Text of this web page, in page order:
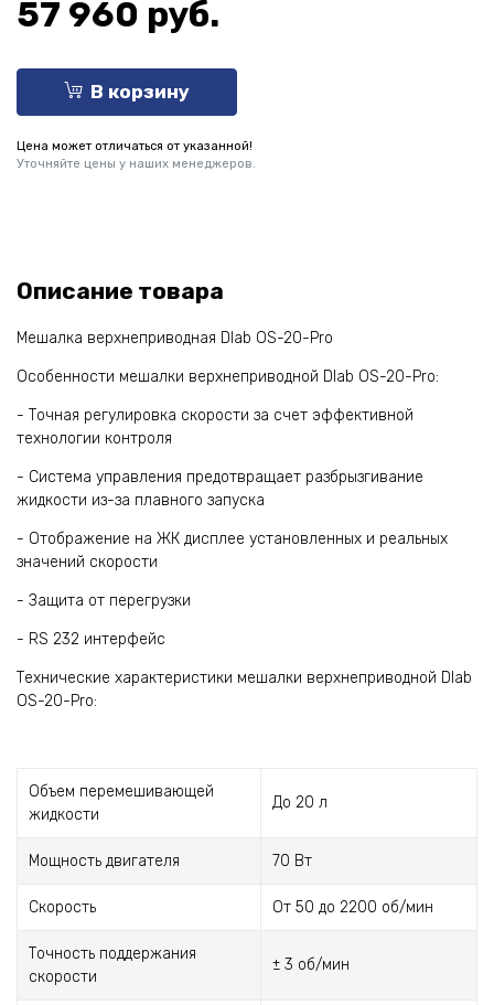
57 960 руб.
В корзину
Цена может отличаться от указанной!
Уточняйте цены у наших менеджеров.
Описание товара
Мешалка верхнеприводная Dlab OS-20-Pro
Особенности мешалки верхнеприводной Dlab OS-20-Pro:
- Точная регулировка скорости за счет эффективной
технологии контроля
- Система управления предотвращает разбрызгивание
жидкости из-за плавного запуска
- Отображение на ЖК дисплее установленных и реальных
значений скорости
- Защита от перегрузки
- RS 232 интерфейс
Технические характеристики мешалки верхнеприводной Dlab
OS-20-Pro:
Объем перемешивающей
жидкости
До 20 л
Мощность двигателя 70 Вт
Скорость От 50 до 2200 об/мин
Точность поддержания
скорости
± 3 об/мин